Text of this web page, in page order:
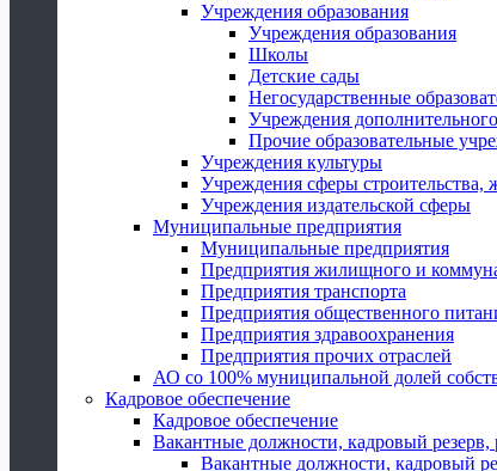
Учреждения образования
Учреждения образования
Школы
Детские сады
Негосударственные
Учреждения
Прочие образовательные
Учреждения культуры
Учреждения сферы строительства,
Учреждения издательской сферы
Муниципальные предприятия
Муниципальные предприятия
Предприятия жилищного и
Предприятия транспорта
Предприятия общественного
Предприятия здравоохранения
Предприятия прочих отраслей
АО со 100% муниципальной долей
Кадровое обеспечение
Кадровое обеспечение
Вакантные должности, кадровый резерв,
Вакантные должности, кадровый